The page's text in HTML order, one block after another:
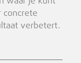
concrete
verbetert.